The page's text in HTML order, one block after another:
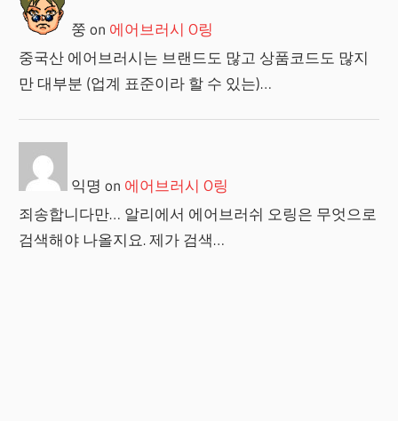
쭝 on 에어브러시 O링
중국산 에어브러시는 브랜드도 많고 상품코드도 많지
만 대부분 (업계 표준이라 할 수 있는)…
익명 on 에어브러시 O링
죄송합니다만… 알리에서 에어브러쉬 오링은 무엇으로
검색해야 나올지요. 제가 검색…